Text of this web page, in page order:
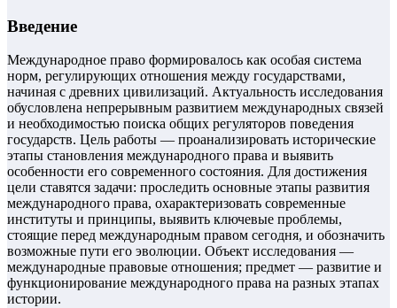
Введение
Международное право формировалось как особая система
норм, регулирующих отношения между государствами,
начиная с древних цивилизаций. Актуальность исследования
обусловлена непрерывным развитием международных связей
и необходимостью поиска общих регуляторов поведения
государств. Цель работы — проанализировать исторические
этапы становления международного права и выявить
особенности его современного состояния. Для достижения
цели ставятся задачи: проследить основные этапы развития
международного права, охарактеризовать современные
институты и принципы, выявить ключевые проблемы,
стоящие перед международным правом сегодня, и обозначить
возможные пути его эволюции. Объект исследования —
международные правовые отношения; предмет — развитие и
функционирование международного права на разных этапах
истории.